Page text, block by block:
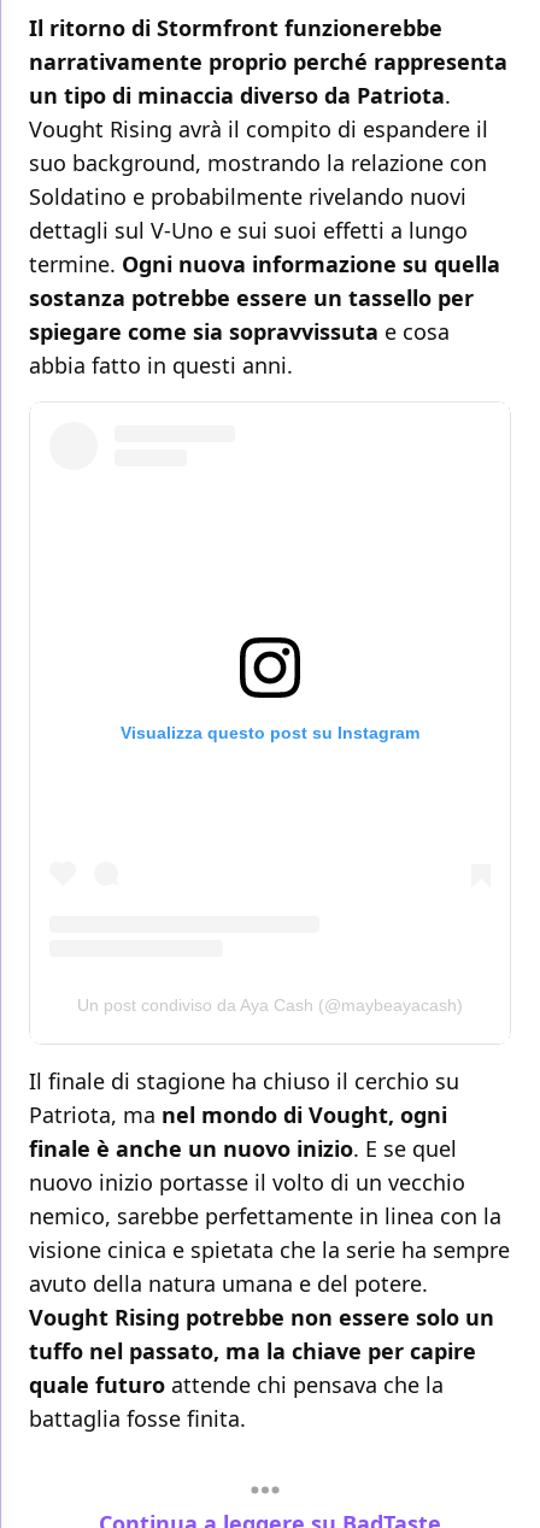
Il ritorno di Stormfront funzionerebbe
narrativamente proprio perché rappresenta
un tipo di minaccia diverso da Patriota.
Vought Rising avrà il compito di espandere il
suo background, mostrando la relazione con
Soldatino e probabilmente rivelando nuovi
dettagli sul V-Uno e sui suoi effetti a lungo
termine. Ogni nuova informazione su quella
sostanza potrebbe essere un tassello per
spiegare come sia sopravvissuta e cosa
abbia fatto in questi anni.
Visualizza questo post su Instagram
Un post condiviso da Aya Cash (@maybeayacash)
Il finale di stagione ha chiuso il cerchio su
Patriota, ma nel mondo di Vought, ogni
finale è anche un nuovo inizio. E se quel
nuovo inizio portasse il volto di un vecchio
nemico, sarebbe perfettamente in linea con la
visione cinica e spietata che la serie ha sempre
avuto della natura umana e del potere.
Vought Rising potrebbe non essere solo un
tuffo nel passato, ma la chiave per capire
quale futuro attende chi pensava che la
battaglia fosse finita.